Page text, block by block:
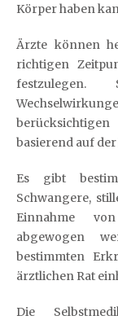
Körper haben
Ärzte können
richtigen
basierend auf
Es gibt
Schwangere,
Einnahme
abgewogen
bestimmten
ärztlichen Rat
Die